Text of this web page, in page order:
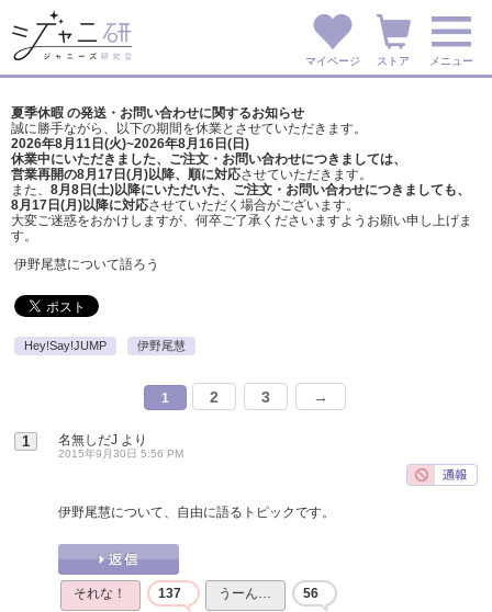
マイページ ストア メニュー
夏季休暇 の発送・お問い合わせに関するお知らせ
誠に勝手ながら、以下の期間を休業とさせていただきます。
2026年8月11日(火)~2026年8月16日(日)
休業中にいただきました、ご注文・お問い合わせにつきましては、
営業再開の8月17日(月)以降、順に対応させていただきます。
また、 8月8日(土)以降にいただいた、ご注文・ お問い合わせにつきましても、
8月17日(月)以降に対応させていただく場合がございます。
大変ご迷惑をおかけしますが、 何卒ご了承くださいますようお願い申し上げま
す。
伊野尾慧について語ろう
Hey!Say!JUMP 伊野尾慧
1 2 3 →
1 名無しだJ より
2015年9月30日 5:56 PM
伊野尾慧について、自由に語るトピックです。
それな！ 137 うーん… 56